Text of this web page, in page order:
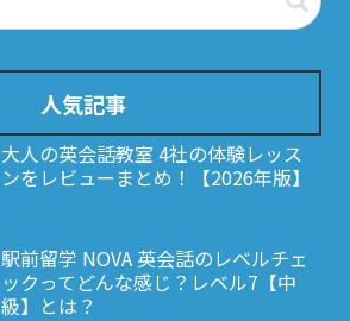
人気記事
大人の英会話教室 4社の体験レッス
ンをレビューまとめ！【2026年版】
駅前留学 NOVA 英会話のレベルチェ
ックってどんな感じ？レベル7【中
級】とは？